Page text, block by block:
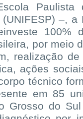
–,
100%
por meio
realização
ações
técnico
em 85
Grosso do